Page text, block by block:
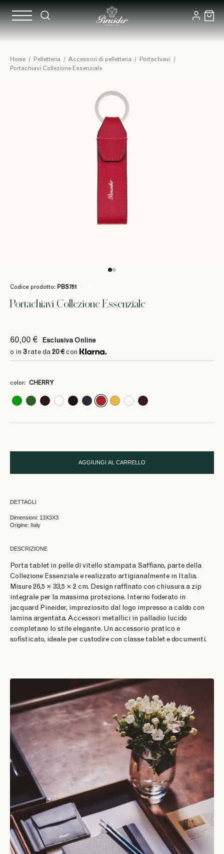
Home / Pelletteria / Accessori di pelletteria / Portachiavi
/
Portachiavi Collezione Essenziale
Codice prodotto: PBS751
Portachiavi Collezione Essenziale
60,00 €
Esclusiva Online
o in 3rate da 20 € con
color: CHERRY
AGGIUNGI AL CARRELLO
DETTAGLI
Dimensioni: 13X3X3
Origine: Italy
DESCRIZIONE
Porta tablet in pelle di vitello stampata Saffiano, parte della
Collezione Essenziale e realizzato artigianalmente in Italia.
Misure 26,5 × 33,5 × 2 cm. Design raffinato con chiusura a zip
integrale per la massima protezione. Interno foderato in
jacquard Pineider, impreziosito dal logo impresso a caldo con
lamina argentata. Accessori metallici in palladio lucido
completano lo stile elegante. Un accessorio pratico e
sofisticato, ideale per custodire con classe tablet e documenti.